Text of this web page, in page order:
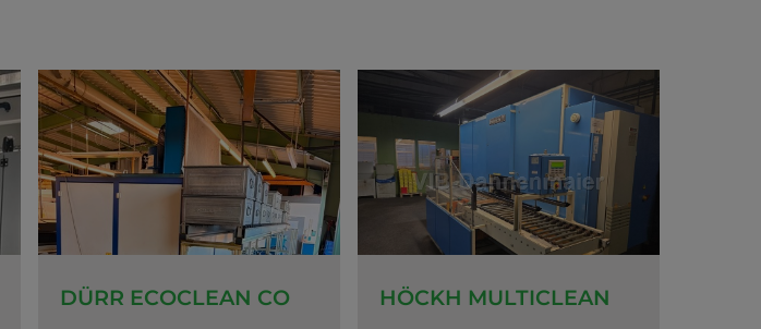
DÜRR ECOCLEAN CO HÖCKH MULTICLEAN